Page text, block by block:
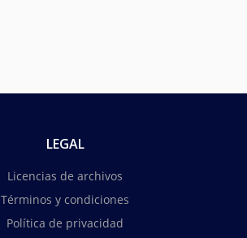
LEGAL
Licencias de archivos
Términos y condiciones
Política de privacidad